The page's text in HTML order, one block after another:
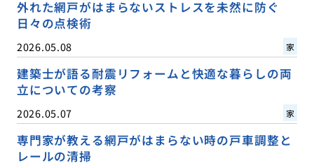
外れた網戸がはまらないストレスを未然に防ぐ
日々の点検術
2026.05.08 家
建築士が語る耐震リフォームと快適な暮らしの両
立についての考察
2026.05.07 家
専門家が教える網戸がはまらない時の戸車調整と
レールの清掃